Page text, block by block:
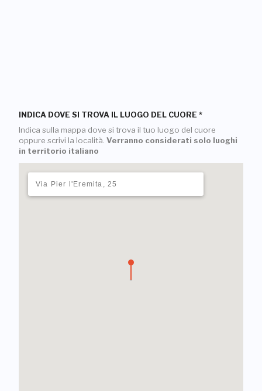
INDICA DOVE SI TROVA IL LUOGO DEL CUORE *
Indica sulla mappa dove si trova il tuo luogo del cuore
oppure scrivi la località. Verranno considerati solo luoghi
in territorio italiano